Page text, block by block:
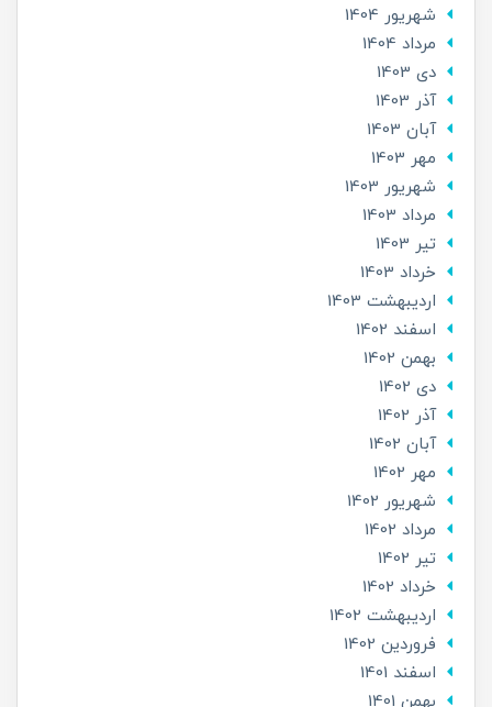
شهریور 1404
مرداد 1404
دی 1403
آذر 1403
آبان 1403
مهر 1403
شهریور 1403
مرداد 1403
تير 1403
خرداد 1403
ارديبهشت 1403
اسفند 1402
بهمن 1402
دی 1402
آذر 1402
آبان 1402
مهر 1402
شهریور 1402
مرداد 1402
تير 1402
خرداد 1402
ارديبهشت 1402
فروردین 1402
اسفند 1401
بهمن 1401